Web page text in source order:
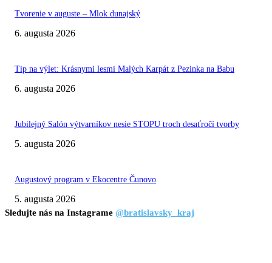
Tvorenie v auguste – Mlok dunajský
6. augusta 2026
Tip na výlet: Krásnymi lesmi Malých Karpát z Pezinka na Babu
6. augusta 2026
Jubilejný Salón výtvarníkov nesie STOPU troch desaťročí tvorby
5. augusta 2026
Augustový program v Ekocentre Čunovo
5. augusta 2026
Sledujte nás na Instagrame @bratislavsky_kraj